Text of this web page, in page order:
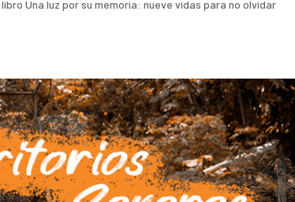
Una luz por su memoria: nueve vidas para no olvidar